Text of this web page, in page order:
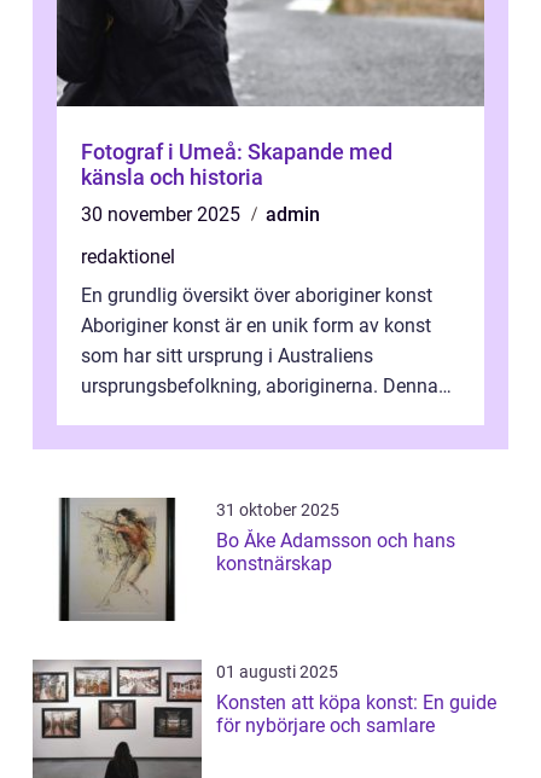
Fotograf i Umeå: Skapande med
känsla och historia
30 november 2025
admin
redaktionel
En grundlig översikt över aboriginer konst
Aboriginer konst är en unik form av konst
som har sitt ursprung i Australiens
ursprungsbefolkning, aboriginerna. Denna
31 oktober 2025
Bo Åke Adamsson och hans
konstnärskap
01 augusti 2025
Konsten att köpa konst: En guide
för nybörjare och samlare